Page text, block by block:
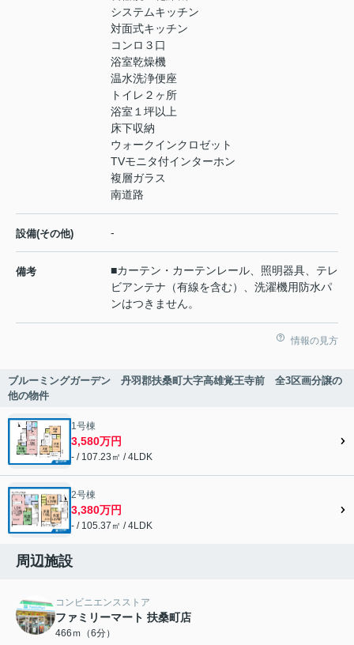
システムキッチン
対面式キッチン
コンロ３口
浴室乾燥機
温水洗浄便座
トイレ２ヶ所
浴室１坪以上
床下収納
ウォークインクロゼット
TVモニタ付インターホン
複層ガラス
南道路
設備(その他) -
備考
■カーテン・カーテンレール、照明器具、テレ
ビアンテナ（有線を含む）、洗濯機用防水パ
ンはつきません。
情報の見方
ブルーミングガーデン 丹羽郡扶桑町大字高雄覚王寺前 全3区画分譲の
他の物件
1号棟
3,580万円
- / 107.23㎡ / 4LDK
2号棟
3,380万円
- / 105.37㎡ / 4LDK
周辺施設
コンビニエンスストア
ファミリーマート 扶桑町店
466ｍ（6分）